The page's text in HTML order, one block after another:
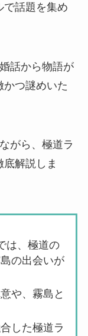
で話題を集め
話から物語が
かつ謎めいた
がら、極道ラ
解説しま
は、極道の
の出会いが
や、霧島と
した極道ラ